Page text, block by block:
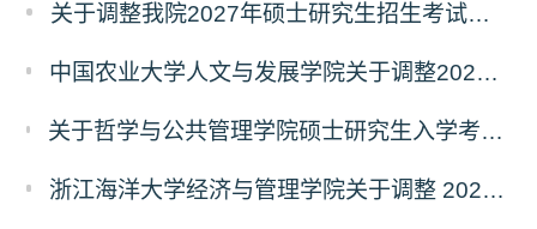
关于调整我院2027年硕士研究生招生考试科目及参考书的通知
中国农业大学人文与发展学院关于调整2027年硕士研究生招生考试初试科目的通知
关于哲学与公共管理学院硕士研究生入学考试（初试） 考试科目及参考书目变更的通知（二）
浙江海洋大学经济与管理学院关于调整 2027年硕士研究生招生考试初试科目的公告